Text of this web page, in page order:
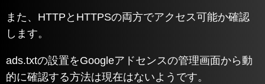
また、HTTPとHTTPSの両方でアクセス可能か確認
します。
ads.txtの設置をGoogleアドセンスの管理画面から動
的に確認する方法は現在はないようです。